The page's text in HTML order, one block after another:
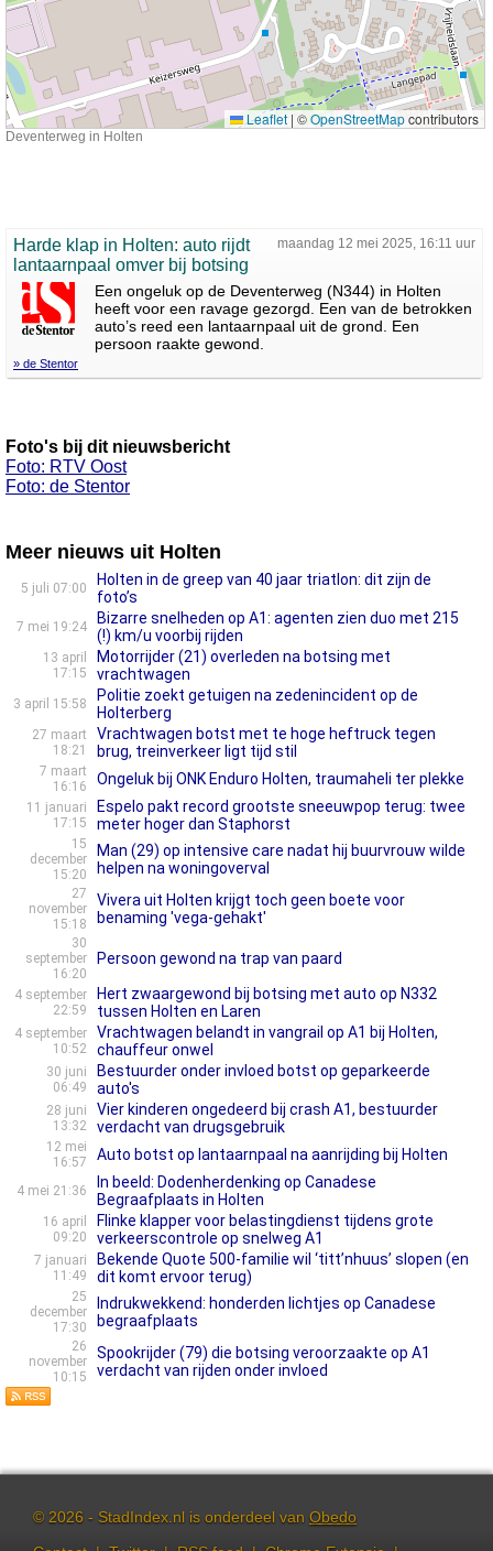
Leaflet | ©OpenStreetMapcontributors
Deventerweg in Holten
maandag 12 mei 2025, 16:11 uur
Harde klap in Holten: auto rijdt
lantaarnpaal omver bij botsing
Een ongeluk op de Deventerweg (N344) in Holten
heeft voor een ravage gezorgd. Een van de betrokken
auto’s reed een lantaarnpaal uit de grond. Een
persoon raakte gewond.
» de Stentor
Foto's bij dit nieuwsbericht
Foto: RTV Oost
Foto: de Stentor
Meer nieuws uit Holten
5 juli 07:00
Holten in de greep van 40 jaar triatlon: dit zijn de
foto’s
7 mei 19:24
Bizarre snelheden op A1: agenten zien duo met 215
(!) km/u voorbij rijden
13 april
17:15
Motorrijder (21) overleden na botsing met
vrachtwagen
3 april 15:58
Politie zoekt getuigen na zedenincident op de
Holterberg
27 maart
18:21
Vrachtwagen botst met te hoge heftruck tegen
brug, treinverkeer ligt tijd stil
7 maart
16:16
Ongeluk bij ONK Enduro Holten, traumaheli ter plekke
11 januari
17:15
Espelo pakt record grootste sneeuwpop terug: twee
meter hoger dan Staphorst
15
december
15:20
Man (29) op intensive care nadat hij buurvrouw wilde
helpen na woningoverval
27
november
15:18
Vivera uit Holten krijgt toch geen boete voor
benaming 'vega-gehakt'
30
september
16:20
Persoon gewond na trap van paard
4 september
22:59
Hert zwaargewond bij botsing met auto op N332
tussen Holten en Laren
4 september
10:52
Vrachtwagen belandt in vangrail op A1 bij Holten,
chauffeur onwel
30 juni
06:49
Bestuurder onder invloed botst op geparkeerde
auto's
28 juni
13:32
Vier kinderen ongedeerd bij crash A1, bestuurder
verdacht van drugsgebruik
12 mei
16:57
Auto botst op lantaarnpaal na aanrijding bij Holten
4 mei 21:36
In beeld: Dodenherdenking op Canadese
Begraafplaats in Holten
16 april
09:20
Flinke klapper voor belastingdienst tijdens grote
verkeerscontrole op snelweg A1
7 januari
11:49
Bekende Quote 500-familie wil ‘titt’nhuus’ slopen (en
dit komt ervoor terug)
25
december
17:30
Indrukwekkend: honderden lichtjes op Canadese
begraafplaats
26
november
10:15
Spookrijder (79) die botsing veroorzaakte op A1
verdacht van rijden onder invloed
© 2026 - StadIndex.nl is onderdeel van Obedo